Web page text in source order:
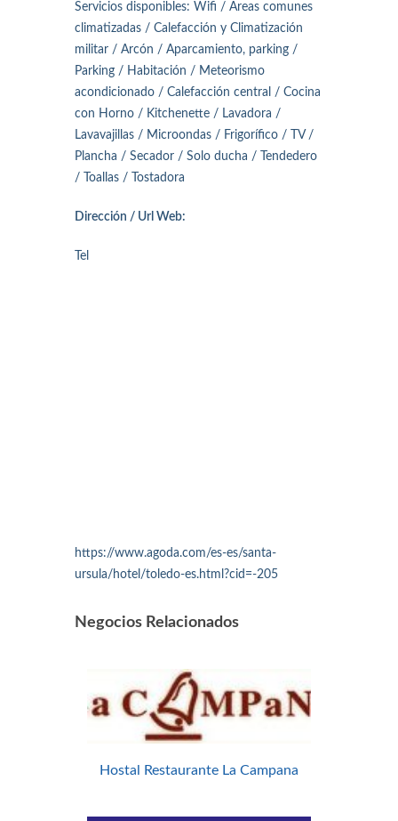
Servicios disponibles: Wifi / Areas comunes
climatizadas / Calefacción y Climatización
militar / Arcón / Aparcamiento, parking /
Parking / Habitación / Meteorismo
acondicionado / Calefacción central / Cocina
con Horno / Kitchenette / Lavadora /
Lavavajillas / Microondas / Frigorífico / TV /
Plancha / Secador / Solo ducha / Tendedero
/ Toallas / Tostadora
Dirección / Url Web:
Tel
https://www.agoda.com/es-es/santa-
ursula/hotel/toledo-es.html?cid=-205
Negocios Relacionados
Hostal Restaurante La Campana